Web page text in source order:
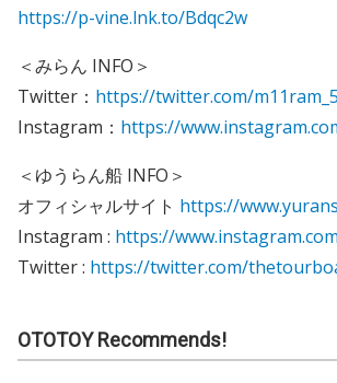
https://p-vine.lnk.to/Bdqc2w
＜みらん INFO＞
Twitter： https://twitter.com/m11ram_5
Instagram： https://
＜ゆうらん船 INFO＞
オフィシャルサイト https://
Instagram : https://
Twitter : https://twitter.com/
OTOTOY Recommends!